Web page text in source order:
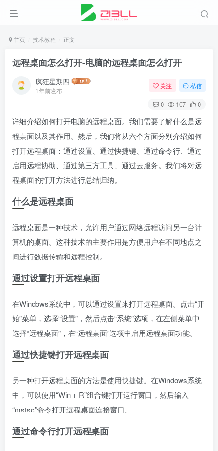
首页 技术教程 正文
远程桌面怎么打开-电脑的远程桌面怎么打开
疯狂星期四
1年前发布
关注 私信
0 107 0
详细介绍如何打开电脑的远程桌面。我们需要了解什么是远
程桌面以及其作用。然后，我们将从六个方面分别介绍如何
打开远程桌面：通过设置、通过快捷键、通过命令行、通过
启用远程协助、通过第三方工具、通过云服务。我们将对远
程桌面的打开方法进行总结归纳。
什么是远程桌面
远程桌面是一种技术，允许用户通过网络远程访问另一台计
算机的桌面。这种技术的主要作用是方便用户在不同地点之
间进行数据传输和远程控制。
通过设置打开远程桌面
在Windows系统中，可以通过设置来打开远程桌面。点击“开
始”菜单，选择“设置”，然后点击“系统”选项，在左侧菜单中
选择“远程桌面”，在“远程桌面”选项中启用远程桌面功能。
通过快捷键打开远程桌面
另一种打开远程桌面的方法是使用快捷键。在Windows系统
中，可以使用“Win + R”组合键打开运行窗口，然后输入
“mstsc”命令打开远程桌面连接窗口。
通过命令行打开远程桌面